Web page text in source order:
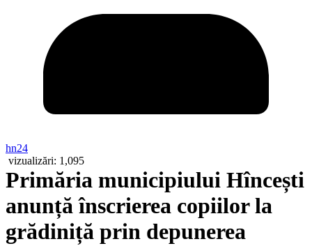
hn24
vizualizări: 1,095
Primăria municipiului Hîncești
anunță înscrierea copiilor la
grădiniță prin depunerea